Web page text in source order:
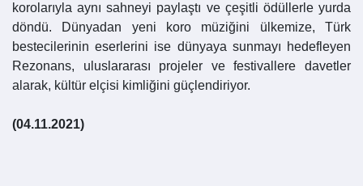
korolarıyla aynı sahneyi paylaştı ve çeşitli ödüllerle yurda
döndü. Dünyadan yeni koro müziğini ülkemize, Türk
bestecilerinin eserlerini ise dünyaya sunmayı hedefleyen
Rezonans, uluslararası projeler ve festivallere davetler
alarak, kültür elçisi kimliğini güçlendiriyor.
(04.11.2021)